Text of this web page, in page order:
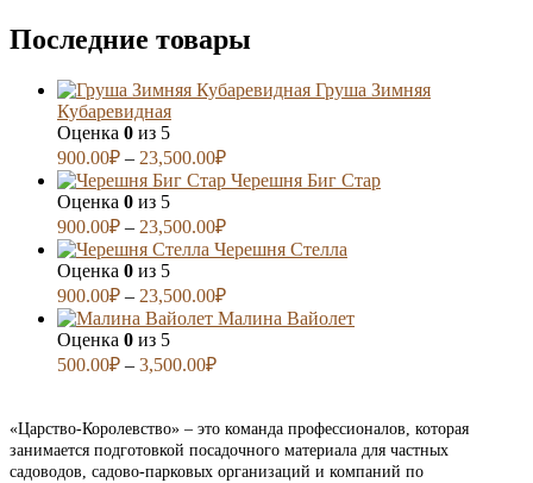
Последние товары
Груша Зимняя
Кубаревидная
Оценка 0 из 5
900.00₽ – 23,500.00₽
Черешня Биг Стар
Оценка 0 из 5
900.00₽ – 23,500.00₽
Черешня Стелла
Оценка 0 из 5
900.00₽ – 23,500.00₽
Малина Вайолет
Оценка 0 из 5
500.00₽ – 3,500.00₽
«Царство-Королевство» – это команда профессионалов, которая
занимается подготовкой посадочного материала для частных
садоводов, садово-парковых организаций и компаний по